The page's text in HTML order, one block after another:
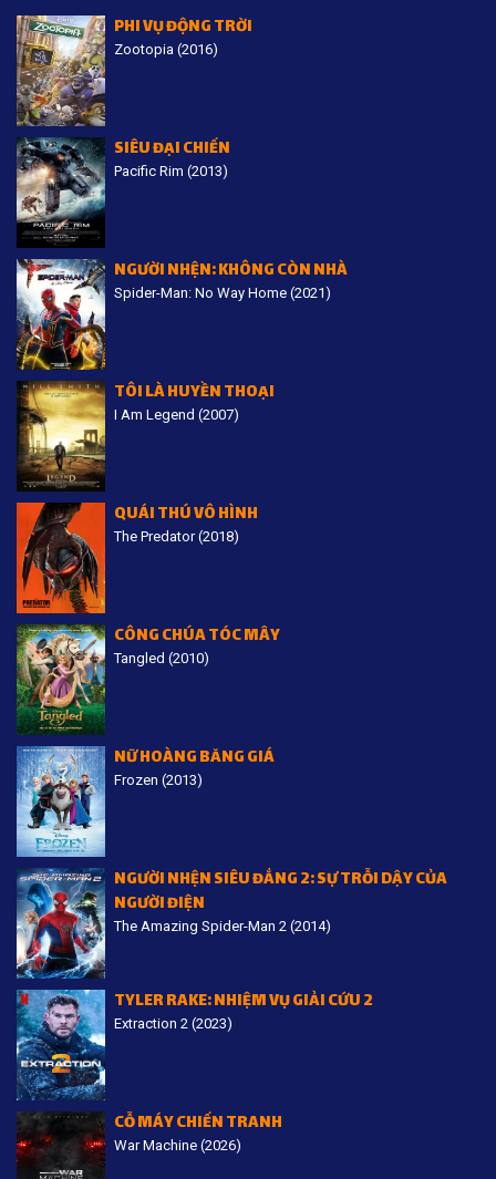
PHI VỤ ĐỘNG TRỜI
Zootopia (2016)
SIÊU ĐẠI CHIẾN
Pacific Rim (2013)
NGƯỜI NHỆN: KHÔNG CÒN NHÀ
Spider-Man: No Way Home (2021)
TÔI LÀ HUYỀN THOẠI
I Am Legend (2007)
QUÁI THÚ VÔ HÌNH
The Predator (2018)
CÔNG CHÚA TÓC MÂY
Tangled (2010)
NỮ HOÀNG BĂNG GIÁ
Frozen (2013)
NGƯỜI NHỆN SIÊU ĐẲNG 2: SỰ TRỖI DẬY CỦA
NGƯỜI ĐIỆN
The Amazing Spider-Man 2 (2014)
TYLER RAKE: NHIỆM VỤ GIẢI CỨU 2
Extraction 2 (2023)
CỖ MÁY CHIẾN TRANH
War Machine (2026)